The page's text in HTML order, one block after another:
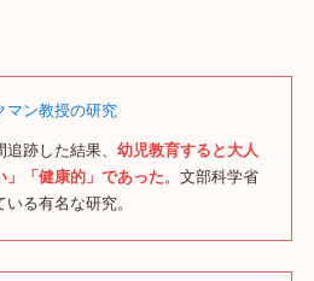
マン教授の研究
跡した結果、 幼児教育すると大人
」「健康的」であった。文部科学省
る有名な研究。